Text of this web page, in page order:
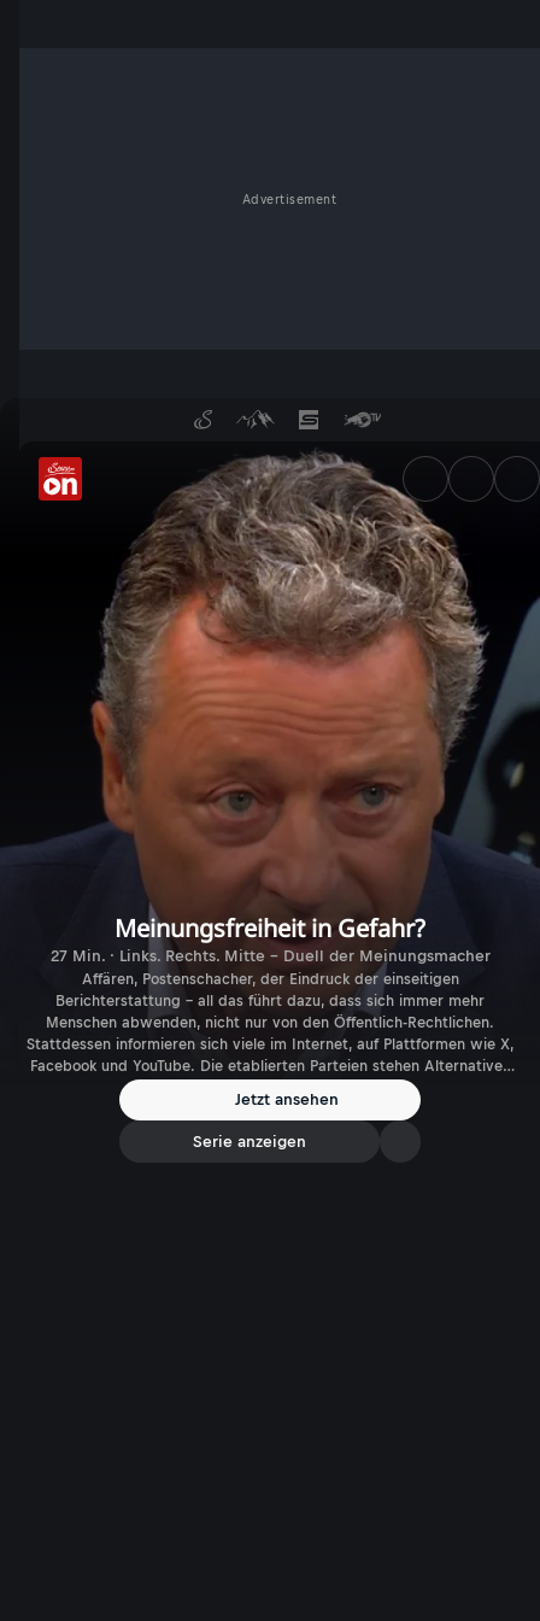
Advertisement
Meinungsfreiheit in Gefahr?
Meinungsfreiheit in Gefahr?
27 Min. · Links. Rechts. Mitte - Duell der Meinungsmacher
Affären, Postenschacher, der Eindruck der einseitigen
Berichterstattung – all das führt dazu, dass sich immer mehr
Menschen abwenden, nicht nur von den Öffentlich-Rechtlichen.
Stattdessen informieren sich viele im Internet, auf Plattformen wie X,
Facebook und YouTube. Die etablierten Parteien stehen Alternativen
Medien argwöhnisch gegenüber. Sie seien das Instrument der
Populisten: Kaum kontrollierbar und entkoppelt vom staatlichen
Zugriff. Ist diese Skepsis berechtigt?
Jetzt ansehen
Serie anzeigen